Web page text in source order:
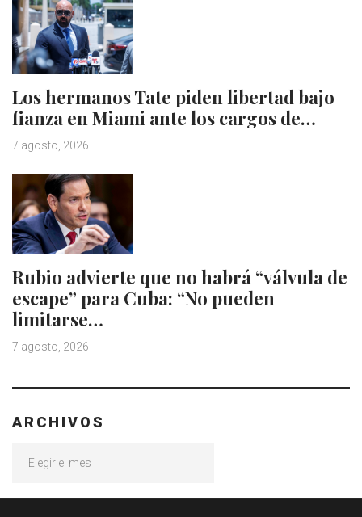
Los hermanos Tate piden libertad bajo
fianza en Miami ante los cargos de…
7 agosto, 2026
Rubio advierte que no habrá “válvula de
escape” para Cuba: “No pueden
limitarse…
7 agosto, 2026
ARCHIVOS